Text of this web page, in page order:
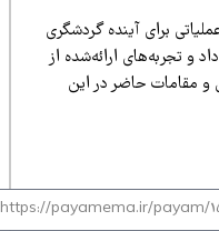
برای آینده گردشگری
ارائه‌شده از
حاضر در این